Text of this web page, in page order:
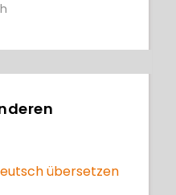
oder
der
erstellen. Der
von den
und der Fähigkeit
Bancroft
übersetzen